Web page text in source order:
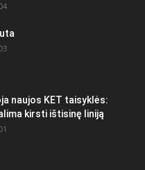
naujos KET taisyklės:
kirsti ištisinę liniją